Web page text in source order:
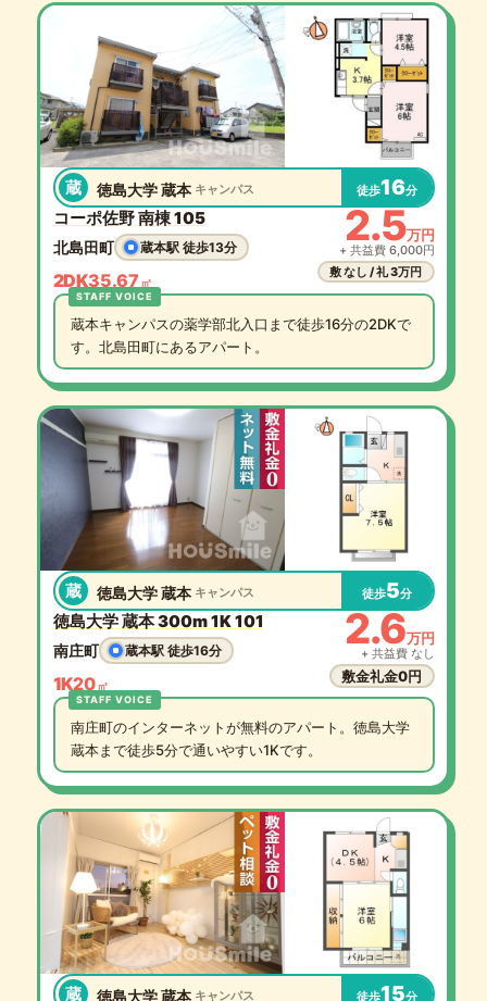
蔵 徳島大学 蔵本 キャンパス 徒歩16分
コーポ佐野 南棟 105
北島田町 蔵本駅 徒歩13分
2DK35.67 ㎡
2.5万円
+ 共益費 6,000円
敷 なし / 礼 3万円
蔵本キャンパスの薬学部北入口まで徒歩16分の2DKで
す。北島田町にあるアパート。
蔵 徳島大学 蔵本 キャンパス 徒歩5分
徳島大学 蔵本 300m 1K 101
南庄町 蔵本駅 徒歩16分
1K20㎡
2.6万円
+ 共益費 なし
敷金礼金0円
南庄町のインターネットが無料のアパート。徳島大学
蔵本まで徒歩5分で通いやすい1Kです。
蔵 徳島大学 蔵本 キャンパス 徒歩15分